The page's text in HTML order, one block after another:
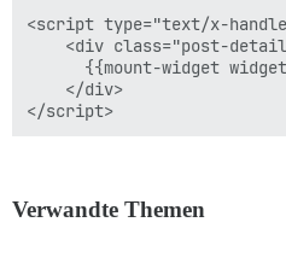
<script type="text/x-
<div class="post-
{{mount-widget
    </div>
Verwandte Themen